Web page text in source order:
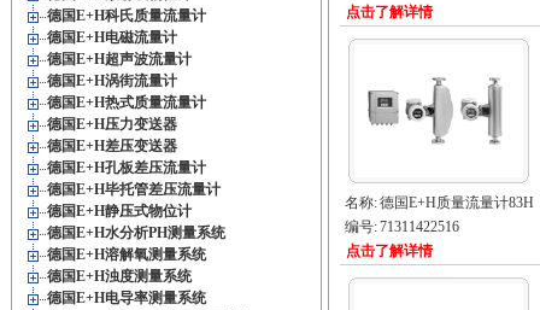
德国E+H科氏质量流量计
德国E+H电磁流量计
德国E+H超声波流量计
德国E+H涡街流量计
德国E+H热式质量流量计
德国E+H压力变送器
德国E+H差压变送器
德国E+H孔板差压流量计
德国E+H毕托管差压流量计
德国E+H静压式物位计
德国E+H水分析PH测量系统
德国E+H溶解氧测量系统
德国E+H浊度测量系统
德国E+H电导率测量系统
点击了解详情
名称:德国E+H质量流量计83H
编号:71311422516
点击了解详情